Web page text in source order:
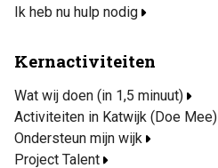
Ik heb nu hulp nodig
Kernactiviteiten
Wat wij doen (in 1,5 minuut)
Activiteiten in Katwijk (Doe Mee)
Ondersteun mijn wijk
Project Talent